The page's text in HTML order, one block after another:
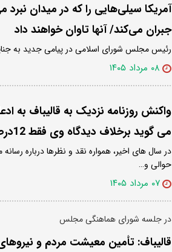
آمریکا سیلی‌هایی را که در میدان
جبران می‌کند/ آنها تاوان خواهند داد
رئیس مجلس شورای اسلامی در پیامی جدید به
۰۸ مرداد ۱۴۰۵
واکنش روزنامه نزدیک به قالیباف
می گوید برخلاف دیدگاه وی فقط 12درصد مردم، مخاطب رسانه ملی اند
در سال های اخیر، همواره نقد و نظرها درباره
حوالی و…
۰۷ مرداد ۱۴۰۵
در جلسه شورای هماهنگی مجلس
قالیباف: تأمین معیشت مردم و